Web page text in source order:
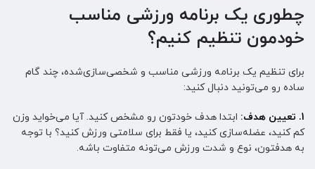
چطوری یک برنامه ورزشی مناسب
خودمون تنظیم کنیم؟
برای تنظیم یک برنامه ورزشی مناسب و شخصی‌سازی‌شده، چند گام
ساده رو می‌تونید دنبال کنید:
1. تعیین هدف:
ابتدا هدف خودتون رو مشخص کنید. آیا می‌خواید وزن
کم کنید، عضله‌سازی کنید، یا فقط برای سلامتی ورزش کنید؟ با توجه
به هدفتون، نوع و شدت ورزش می‌تونه متفاوت باشه.